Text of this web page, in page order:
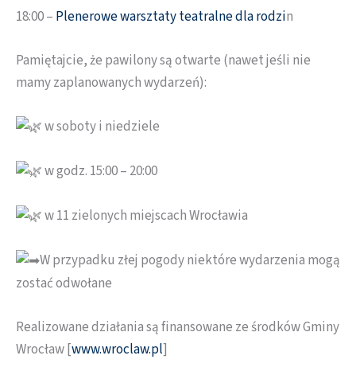
18:00 – Plenerowe warsztaty teatralne dla rodzin
Pamiętajcie, że pawilony są otwarte (nawet jeśli nie
mamy zaplanowanych wydarzeń):
w soboty i niedziele
w godz. 15:00 – 20:00
w 11 zielonych miejscach Wrocławia
W przypadku złej pogody niektóre wydarzenia mogą
zostać odwołane
Realizowane działania są finansowane ze środków Gminy
Wrocław [www.wroclaw.pl]